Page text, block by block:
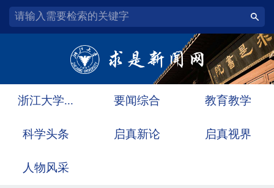
浙江大学... 要闻综合 教育教学
科学头条 启真新论 启真视界
人物风采